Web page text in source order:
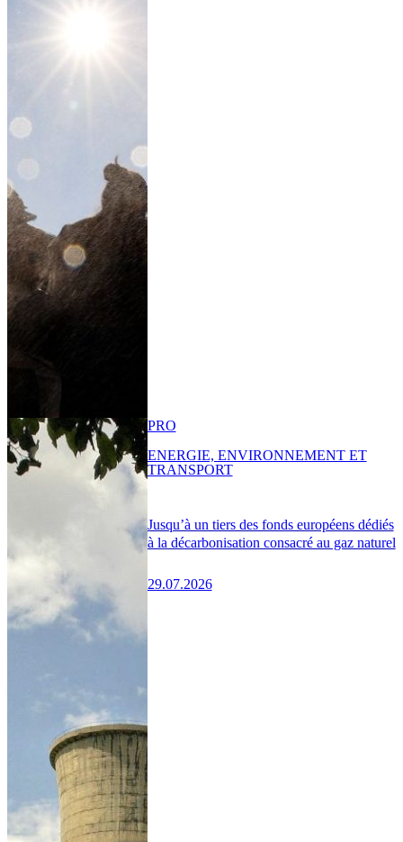
Jusqu’à un tiers des fonds européens dédiés
à la décarbonisation consacré au gaz naturel
29.07.2026
PRO
ENERGIE, ENVIRONNEMENT ET
TRANSPORT